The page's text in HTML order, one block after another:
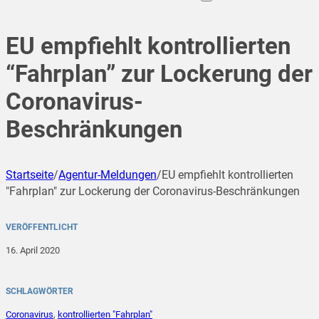
EU empfiehlt kontrollierten
“Fahrplan” zur Lockerung der
Coronavirus-
Beschränkungen
Startseite/Agentur-Meldungen/EU empfiehlt kontrollierten
"Fahrplan" zur Lockerung der Coronavirus-Beschränkungen
VERÖFFENTLICHT
16. April 2020
SCHLAGWÖRTER
Coronavirus, kontrollierten "Fahrplan"